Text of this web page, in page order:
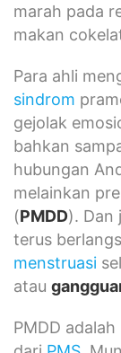
marah pada
makan
Para ahli
sindrom
gejolak
bahkan
hubungan
melainkan
(PMDD). Dan
terus
menstruasi
atau
PMDD